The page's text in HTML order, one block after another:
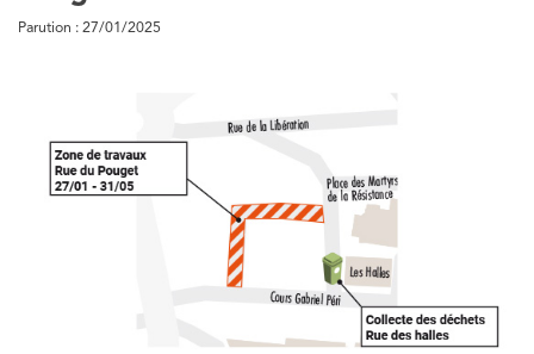
Parution : 27/01/2025